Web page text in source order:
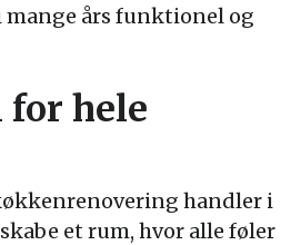
års funktionel og
hele
handler i
et rum, hvor alle føler